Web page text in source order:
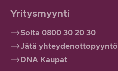
Yritysmyynti
Soita 0800 30 20 30
Jätä yhteydenottopyyntö
DNA Kaupat